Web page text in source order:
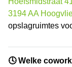
3194 AA
opslagruimtes
🕓 Welke